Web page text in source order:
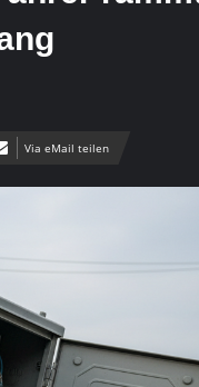
Via eMail teilen